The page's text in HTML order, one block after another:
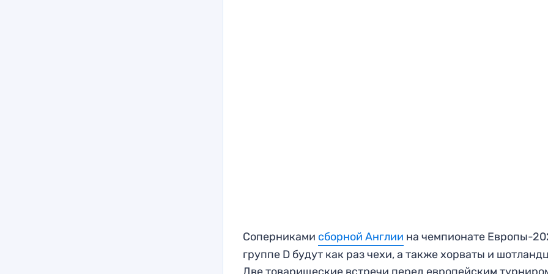
Соперниками сборной Англии на чемпионате Европы-
группе D будут как раз чехи, а также хорваты и